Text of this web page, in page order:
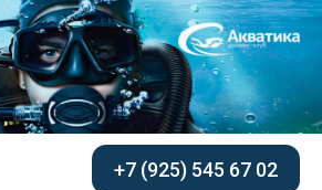
+7 (925) 545 67 02